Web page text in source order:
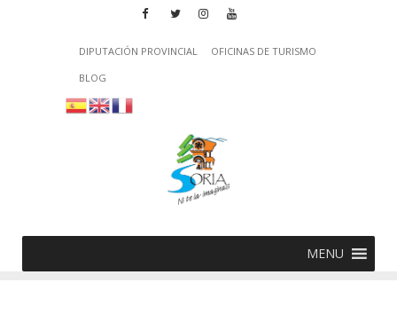
DIPUTACIÓN PROVINCIAL
OFICINAS DE TURISMO
BLOG
MENU